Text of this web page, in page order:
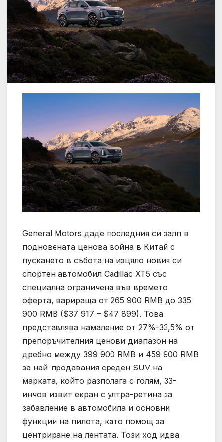
General Motors даде последния си залп в
подновената ценова война в Китай с
пускането в събота на изцяло новия си
спортен автомобил Cadillac XT5 със
специална ограничена във времето
оферта, варираща от 265 900 RMB до 335
900 RMB ($37 917 – $47 899). Това
представлява намаление от 27%-33,5% от
препоръчителния ценови диапазон на
дребно между 399 900 RMB и 459 900 RMB
за най-продавания среден SUV на
марката, който разполага с голям, 33-
инчов извит екран с ултра-ретина за
забавление в автомобила и основни
функции на пилота, като помощ за
центриране на лентата. Този ход идва